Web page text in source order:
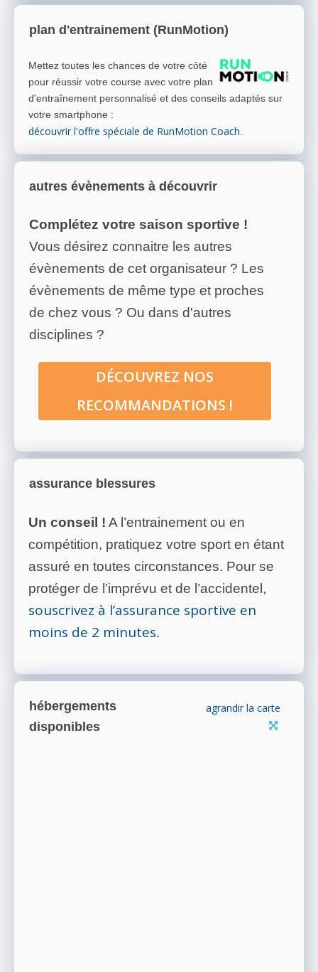
plan d'entrainement (RunMotion)
Mettez toutes les chances de votre côté
pour réussir votre course avec votre plan
d'entraînement personnalisé et des conseils adaptés sur
votre smartphone :
découvrir l'offre spéciale de RunMotion Coach.
autres évènements à découvrir
Complétez votre saison sportive !
Vous désirez connaitre les autres
évènements de cet organisateur ? Les
évènements de même type et proches
de chez vous ? Ou dans d'autres
disciplines ?
DÉCOUVREZ NOS
RECOMMANDATIONS !
assurance blessures
Un conseil ! A l’entrainement ou en
compétition, pratiquez votre sport en étant
assuré en toutes circonstances. Pour se
protéger de l’imprévu et de l’accidentel,
souscrivez à l’assurance sportive en
moins de 2 minutes.
hébergements
disponibles
agrandir la carte